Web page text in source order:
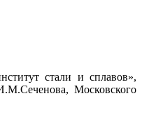
стали и сплавов»,
Московского